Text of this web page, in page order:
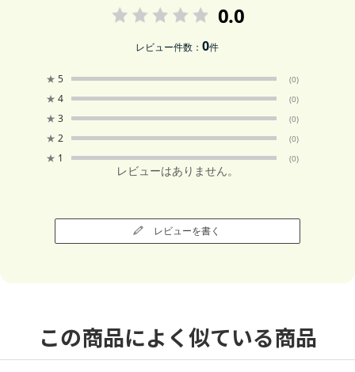
0.0
レビュー件数：0件
★ 5 (0)
★ 4 (0)
★ 3 (0)
★ 2 (0)
★ 1 (0)
レビューはありません。
レビューを書く
この商品によく似ている商品